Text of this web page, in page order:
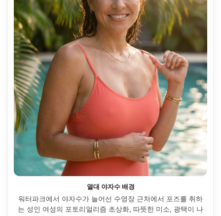
열대 야자수 배경
워터파크에서 야자수가 늘어선 수영장 근처에서 포즈를 취하
는 성인 여성의 포토리얼리즘 초상화, 따뜻한 미소, 광택이 나